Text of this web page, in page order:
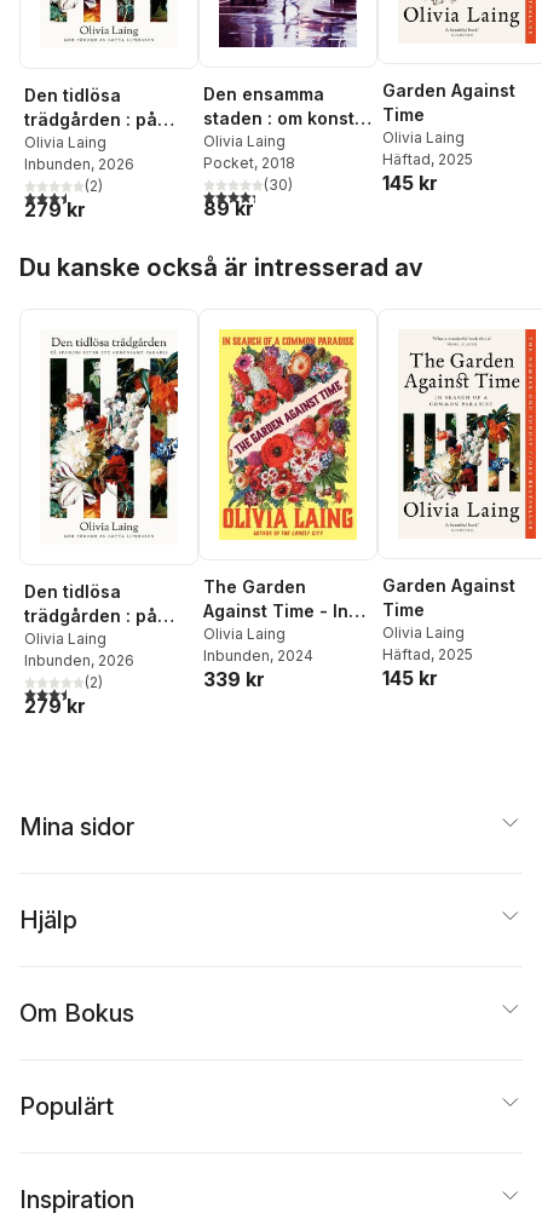
Den tidlösa
trädgården : på
spaning efter ett
gemensamt paradis
Olivia Laing
Inbunden, 2026
3,5utav 5 stjärnor. Totalt antal röster:
(2)
279 kr
Den ensamma
staden : om konst,
ensamhet och
överlevnad
Olivia Laing
Pocket, 2018
4,3utav 5 stjärnor. Totalt antal röster:
(30)
89 kr
Garden Against
Time
Olivia Laing
Häftad, 2025
145 kr
Du kanske också är intresserad av
Den tidlösa
trädgården : på
spaning efter ett
gemensamt paradis
Olivia Laing
Inbunden, 2026
3,5utav 5 stjärnor. Totalt antal röster:
(2)
279 kr
The Garden
Against Time - In
Search of a
Common Paradise
Olivia Laing
Inbunden, 2024
339 kr
Garden Against
Time
Olivia Laing
Häftad, 2025
145 kr
Mina sidor
Hjälp
Om Bokus
Populärt
Inspiration